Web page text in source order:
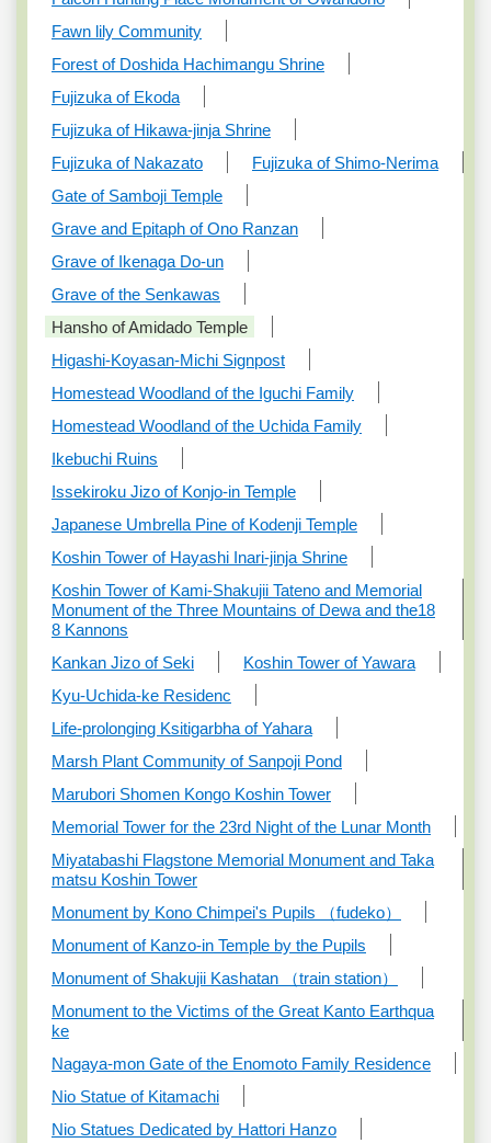
Fawn lily Community
Forest of Doshida Hachimangu Shrine
Fujizuka of Ekoda
Fujizuka of Hikawa-jinja Shrine
Fujizuka of Nakazato
Fujizuka of Shimo-Nerima
Gate of Samboji Temple
Grave and Epitaph of Ono Ranzan
Grave of Ikenaga Do-un
Grave of the Senkawas
Hansho of Amidado Temple
Higashi-Koyasan-Michi Signpost
Homestead Woodland of the Iguchi Family
Homestead Woodland of the Uchida Family
Ikebuchi Ruins
Issekiroku Jizo of Konjo-in Temple
Japanese Umbrella Pine of Kodenji Temple
Koshin Tower of Hayashi Inari-jinja Shrine
Koshin Tower of Kami-Shakujii Tateno and Memorial
Monument of the Three Mountains of Dewa and the18
8 Kannons
Kankan Jizo of Seki
Koshin Tower of Yawara
Kyu-Uchida-ke Residenc
Life-prolonging Ksitigarbha of Yahara
Marsh Plant Community of Sanpoji Pond
Marubori Shomen Kongo Koshin Tower
Memorial Tower for the 23rd Night of the Lunar Month
Miyatabashi Flagstone Memorial Monument and Taka
matsu Koshin Tower
Monument by Kono Chimpei's Pupils （fudeko）
Monument of Kanzo-in Temple by the Pupils
Monument of Shakujii Kashatan （train station）
Monument to the Victims of the Great Kanto Earthqua
ke
Nagaya-mon Gate of the Enomoto Family Residence
Nio Statue of Kitamachi
Nio Statues Dedicated by Hattori Hanzo